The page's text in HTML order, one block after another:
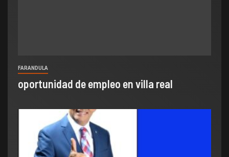
FARANDULA
oportunidad de empleo en villa real